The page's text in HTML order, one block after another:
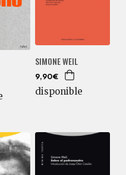
SIMONE WEIL
9,90€
disponible